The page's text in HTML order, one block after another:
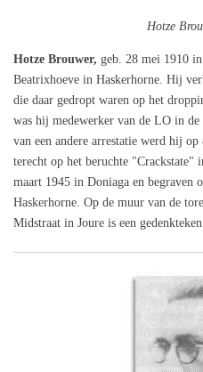
Hotze
Hotze Brouwer, geb. 28 mei 1910
Beatrixhoeve in Haskerhorne. Hij
die daar gedropt waren op het
was hij medewerker van de LO in
van een andere arrestatie werd hij
terecht op het beruchte "Crackstate"
maart 1945 in Doniaga en begraven
Haskerhorne. Op de muur van de
Midstraat in Joure is een